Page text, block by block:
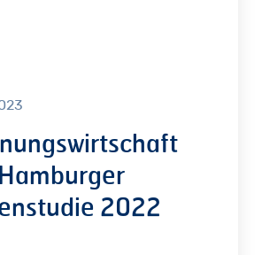
2022